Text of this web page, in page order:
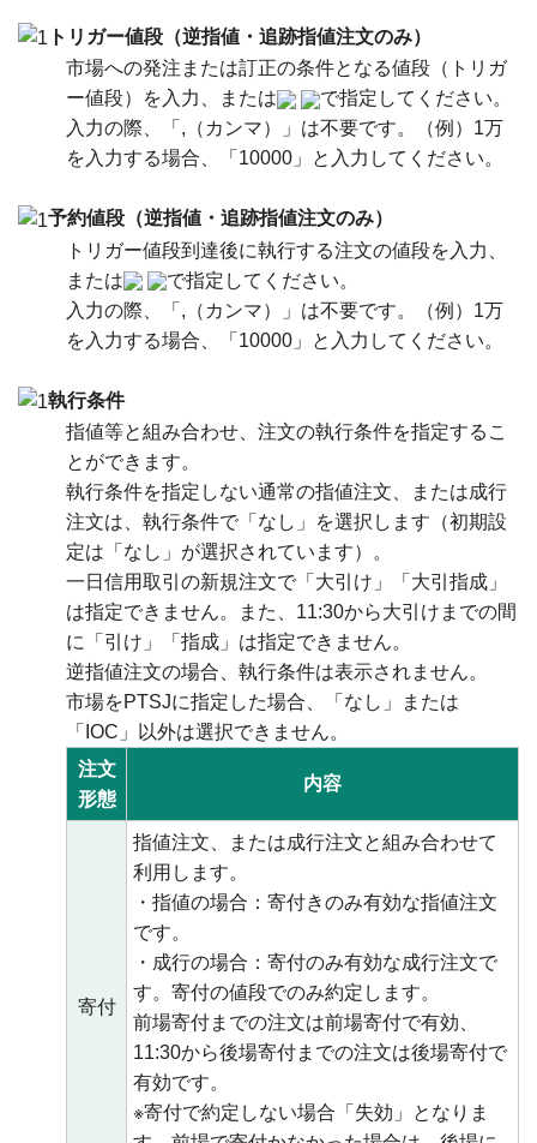
トリガー値段（逆指値・追跡指値注文のみ）
市場への発注または訂正の条件となる値段（トリガ
ー値段）を入力、または
で指定してください。
入力の際、「,（カンマ）」は不要です。（例）1万
を入力する場合、「10000」と入力してください。
予約値段（逆指値・追跡指値注文のみ）
トリガー値段到達後に執行する注文の値段を入力、
または
で指定してください。
入力の際、「,（カンマ）」は不要です。（例）1万
を入力する場合、「10000」と入力してください。
執行条件
指値等と組み合わせ、注文の執行条件を指定するこ
とができます。
執行条件を指定しない通常の指値注文、または成行
注文は、執行条件で「なし」を選択します（初期設
定は「なし」が選択されています）。
一日信用取引の新規注文で「大引け」「大引指成」
は指定できません。また、11:30から大引けまでの間
に「引け」「指成」は指定できません。
逆指値注文の場合、執行条件は表示されません。
市場をPTSJに指定した場合、「なし」または
「IOC」以外は選択できません。
注文
形態
内容
寄付
指値注文、または成行注文と組み合わせて
利用します。
・指値の場合：寄付きのみ有効な指値注文
です。
・成行の場合：寄付のみ有効な成行注文で
す。寄付の値段でのみ約定します。
前場寄付までの注文は前場寄付で有効、
11:30から後場寄付までの注文は後場寄付で
有効です。
※寄付で約定しない場合「失効」となりま